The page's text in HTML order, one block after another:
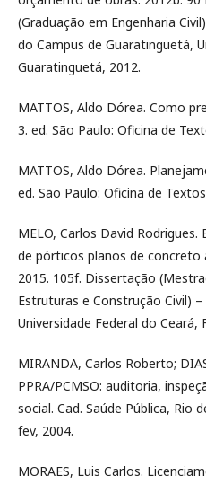
(Graduação em Engenharia
do Campus de Guaratinguetá,
Guaratinguetá, 2012.
MATTOS, Aldo Dórea. Como
3. ed. São Paulo: Oficina de
MATTOS, Aldo Dórea.
ed. São Paulo: Oficina de
MELO, Carlos David
de pórticos planos de concreto
2015. 105f. Dissertação
Estruturas e Construção Civil)
Universidade Federal do Ceará,
MIRANDA, Carlos Roberto;
PPRA/PCMSO: auditoria,
social. Cad. Saúde Pública, Rio
fev, 2004.
MORAES, Luis Carlos.